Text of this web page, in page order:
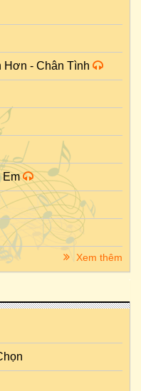
Hơn - Chân Tình
Em
Xem thêm